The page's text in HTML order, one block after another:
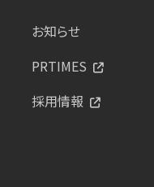
お知らせ
PRTIMES
採用情報